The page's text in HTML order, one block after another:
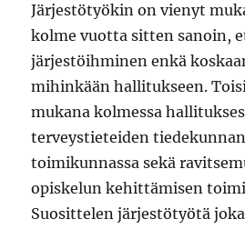
Järjestötyökin on vienyt
kolme vuotta sitten sanoin,
järjestöihminen enkä
mihinkään hallitukseen.
mukana kolmessa
terveystieteiden
toimikunnassa sekä
opiskelun kehittämisen
Suosittelen järjestötyötä